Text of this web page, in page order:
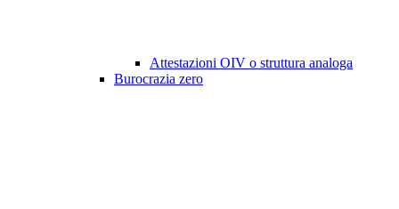
Attestazioni OIV o struttura analoga
Burocrazia zero